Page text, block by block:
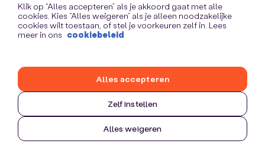
Klik op “Alles accepteren” als je akkoord gaat met alle
cookies. Kies “Alles weigeren” als je alleen noodzakelijke
cookies wilt toestaan, of stel je voorkeuren zelf in. Lees
meer in ons cookiebeleid
Zelf instellen
Alles weigeren
Alles accepteren